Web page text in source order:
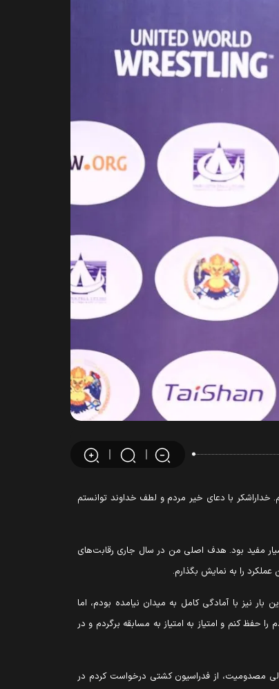
با دعای خیر مردم و لطف خداوند توانستم
مفید بود. هدف اصلی من در سال جاری رقابت‌های
نیز با آمادگی کامل به میدان نیامده بودم، اما
کنم و امتیاز به امتیاز به مسابقه برگردم و در
مصدومیت، از فدراسیون کشتی درخواست کردم در